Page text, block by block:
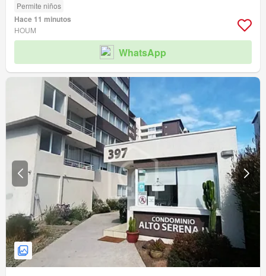
Permite niños
Hace 11 minutos
HOUM
WhatsApp